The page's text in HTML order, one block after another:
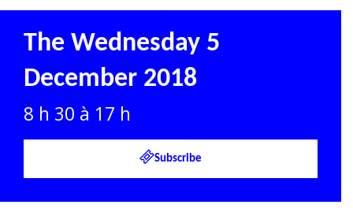
The Wednesday 5
December 2018
8 h 30 à 17 h
Subscribe